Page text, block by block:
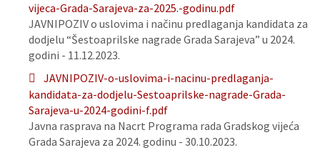
vijeca-Grada-Sarajeva-za-2025.-godinu.pdf
JAVNIPOZIV o uslovima i načinu predlaganja kandidata za
dodjelu “Šestoaprilske nagrade Grada Sarajeva” u 2024.
godini - 11.12.2023.
JAVNIPOZIV-o-uslovima-i-nacinu-predlaganja-
kandidata-za-dodjelu-Sestoaprilske-nagrade-Grada-
Sarajeva-u-2024-godini-f.pdf
Javna rasprava na Nacrt Programa rada Gradskog vijeća
Grada Sarajeva za 2024. godinu - 30.10.2023.